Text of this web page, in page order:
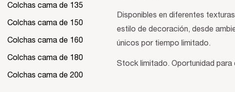
Disponibles en diferentes
estilo de decoración, desde
únicos por tiempo limitado.
Stock limitado. Oportunidad para
Colchas cama de 135
Colchas cama de 150
Colchas cama de 160
Colchas cama de 180
Colchas cama de 200